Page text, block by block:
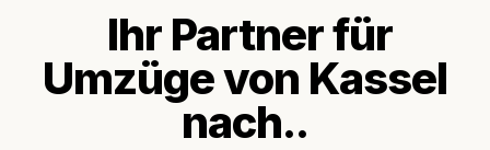
Ihr Partner für
Umzüge von Kassel
nach..